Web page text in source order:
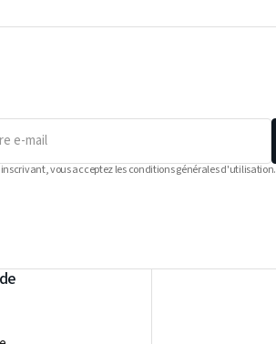
inscrivant, vous acceptez les conditions générales d'utilisation.